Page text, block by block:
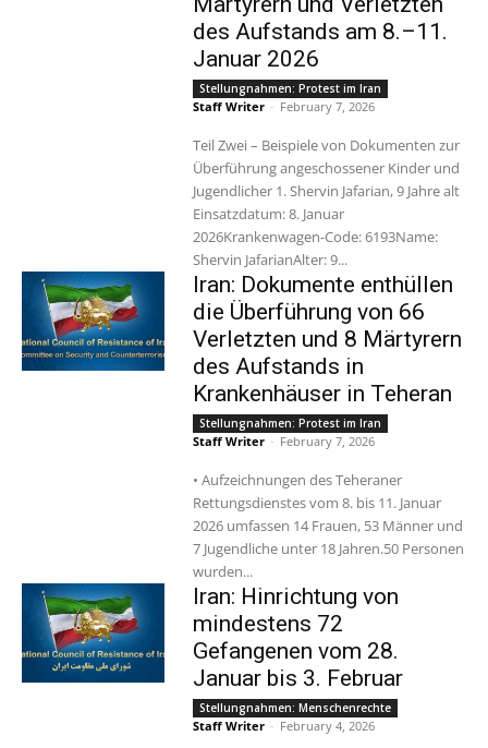
des Aufstands am 8.–11.
Januar 2026
Stellungnahmen: Protest im Iran
Staff Writer - February 7, 2026
Teil Zwei – Beispiele von Dokumenten zur
Überführung angeschossener Kinder und
Jugendlicher 1. Shervin Jafarian, 9 Jahre alt
Einsatzdatum: 8. Januar
2026Krankenwagen-Code: 6193Name:
Shervin JafarianAlter: 9...
Iran: Dokumente enthüllen
die Überführung von 66
Verletzten und 8 Märtyrern
des Aufstands in
Krankenhäuser in Teheran
Stellungnahmen: Protest im Iran
Staff Writer - February 7, 2026
• Aufzeichnungen des Teheraner
Rettungsdienstes vom 8. bis 11. Januar
2026 umfassen 14 Frauen, 53 Männer und
7 Jugendliche unter 18 Jahren.50 Personen
wurden...
Iran: Hinrichtung von
mindestens 72
Gefangenen vom 28.
Januar bis 3. Februar
Stellungnahmen: Menschenrechte
Staff Writer - February 4, 2026